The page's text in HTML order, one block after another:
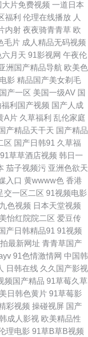
频 影音AV资源 91人妻在
片 国产视频观看网站 久久
色网 91小視頻 日韩精品在
九九大香蕉 91丝瓜 三级伦
本色导航 狠狠天天干 日韩
国日本色色 蜜桃91逼视频
美国三级毛片 成人片在线
观看 五月天色中色剧场 网
网 海角社区91精品 91精品
91豆花精品 国内51视频 国
欧美日网站 91福利资源网
国产综合18P 丝袜玉足足交
花 中文字幕黄色毛片 色色
导航 在线ar黄 黄色仓库91
大片免费视频 一道日本
福利 伦理在线播放 人
内射 夜夜骑青青草 欧
毛片 成人精品无码视频
六月天 91影视网 午夜伦
洲国产精品导航 欧美色
影 精品国产美女剃毛
产一区 美国一级AV 国
利国产视频 国产人成
A片 久草福利 乱伦家庭
产精品天干天 国产精品
区 国产日韩91 久草福
91草草酒店视频 韩日一
茄子视频污 亚洲色欲天
入口 黄wwww色 香港
交一区二区 91视频电影
色视频 日本天堂视频
怡红院院二区 爱豆传
产日韩精品91 91视频
最新网址 青青草国产
91色情激情网 中国韩
日韩在线 久久国产影视
频国产精品 91草莓久草
日韩色黄片 91草莓影
彩视频 操碰视屏 国产
成人影视 欧美精品性
理电影 91草B草B视频